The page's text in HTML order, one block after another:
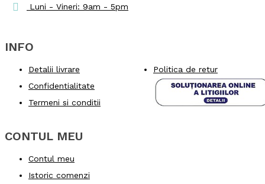
Luni - Vineri: 9am - 5pm
INFO
Detalii livrare
Confidentialitate
Termeni si conditii
Politica de retur
CONTUL MEU
Contul meu
Istoric comenzi